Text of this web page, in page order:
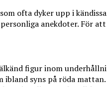
ofta dyker upp i
anekdoter. För
figur inom
ibland syns på röda mattan.